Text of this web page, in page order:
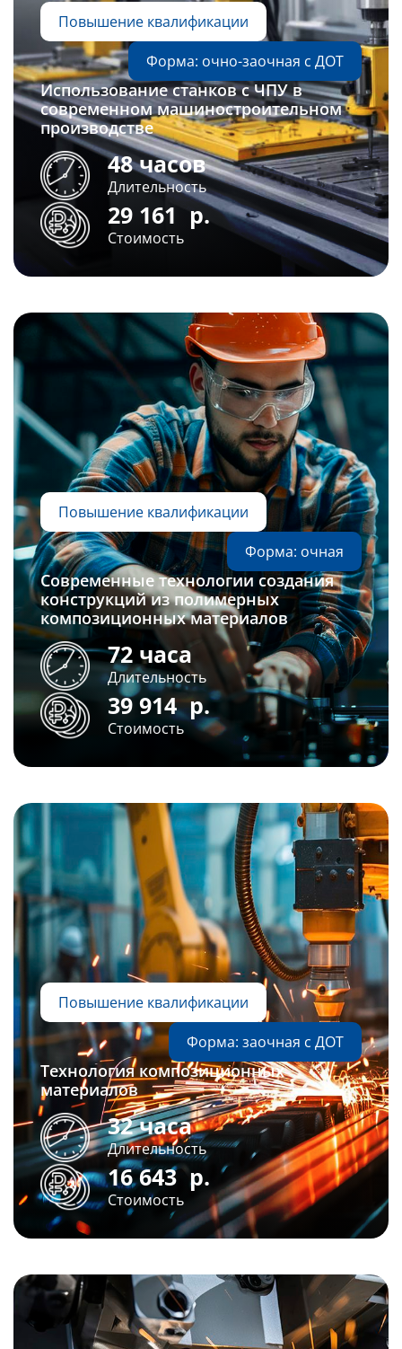
Повышение квалификации
Форма: очно-заочная с ДОТ
Использование станков с ЧПУ в
современном машиностроительном
производстве
48 часов
Длительность
29 161 р.
Стоимость
Повышение квалификации
Форма: очная
Современные технологии создания
конструкций из полимерных
композиционных материалов
72 часа
Длительность
39 914р.
Стоимость
Повышение квалификации
Форма: заочная с ДОТ
Технология композиционных
материалов
32 часа
Длительность
16 643р.
Стоимость